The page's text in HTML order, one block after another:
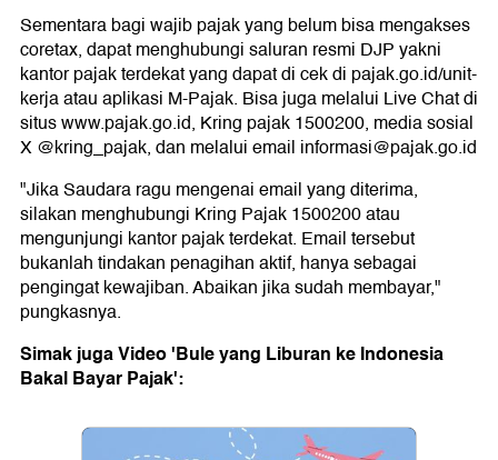
Sementara bagi wajib pajak yang belum bisa mengakses
coretax, dapat menghubungi saluran resmi DJP yakni
kantor pajak terdekat yang dapat di cek di pajak.go.id/unit-
kerja atau aplikasi M-Pajak. Bisa juga melalui Live Chat di
situs www.pajak.go.id, Kring pajak 1500200, media sosial
X @kring_pajak, dan melalui email informasi@pajak.go.id
"Jika Saudara ragu mengenai email yang diterima,
silakan menghubungi Kring Pajak 1500200 atau
mengunjungi kantor pajak terdekat. Email tersebut
bukanlah tindakan penagihan aktif, hanya sebagai
pengingat kewajiban. Abaikan jika sudah membayar,"
pungkasnya.
Simak juga Video 'Bule yang Liburan ke Indonesia
Bakal Bayar Pajak':